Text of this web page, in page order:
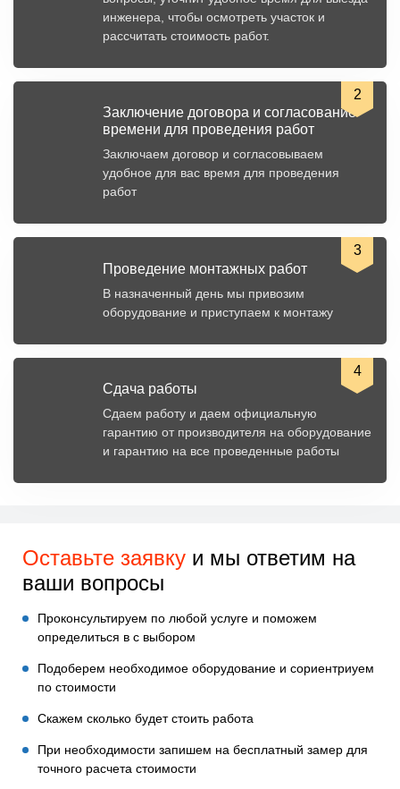
инженера, чтобы осмотреть участок и
рассчитать стоимость работ.
2
Заключение договора и согласование
времени для проведения работ
Заключаем договор и согласовываем
удобное для вас время для проведения
работ
3
Проведение монтажных работ
В назначенный день мы привозим
оборудование и приступаем к монтажу
4
Сдача работы
Сдаем работу и даем официальную
гарантию от производителя на оборудование
и гарантию на все проведенные работы
Оставьте заявку и мы ответим на
ваши вопросы
Проконсультируем по любой услуге и поможем
определиться в с выбором
Подоберем необходимое оборудование и сориентриуем
по стоимости
Скажем сколько будет стоить работа
При необходимости запишем на бесплатный замер для
точного расчета стоимости